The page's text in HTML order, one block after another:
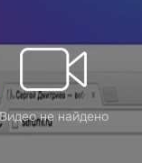
не найдено